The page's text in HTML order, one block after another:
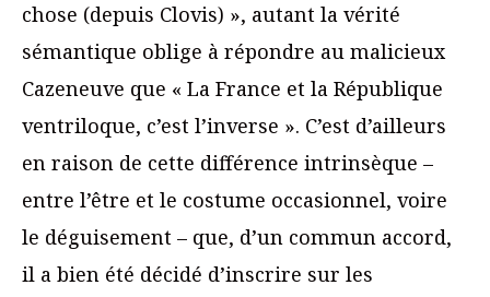
chose (depuis Clovis) », autant la vérité
sémantique oblige à répondre au malicieux
Cazeneuve que « La France et la République
ventriloque, c’est l’inverse ». C’est d’ailleurs
en raison de cette différence intrinsèque –
entre l’être et le costume occasionnel, voire
le déguisement – que, d’un commun accord,
il a bien été décidé d’inscrire sur les